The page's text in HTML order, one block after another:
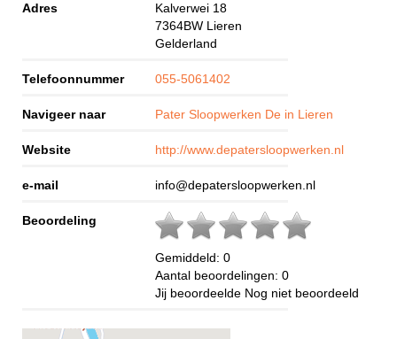
Adres
Kalverwei 18
7364BW Lieren
Gelderland
Telefoonnummer 055-5061402
Navigeer naar Pater Sloopwerken De in Lieren
Website http://www.depatersloopwerken.nl
e-mail info@depatersloopwerken.nl
Beoordeling
Gemiddeld: 0
Aantal beoordelingen: 0
Jij beoordeelde Nog niet beoordeeld